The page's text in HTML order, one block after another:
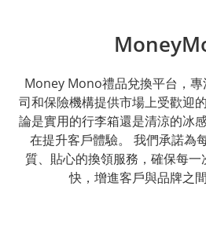
Money Mono禮品兌換平台，
司和保險機構提供市場上受歡迎
論是實用的行李箱還是清涼的冰
在提升客戶體驗。 我們承諾為
質、貼心的換領服務，確保每
快，增進客戶與品牌之